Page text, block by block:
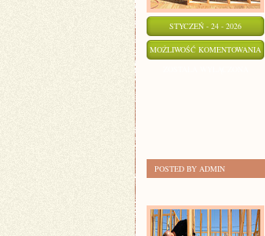
STYCZEŃ - 24 - 2026
MOŻLIWOŚĆ KOMENTOWANIA
POSTED BY ADMIN